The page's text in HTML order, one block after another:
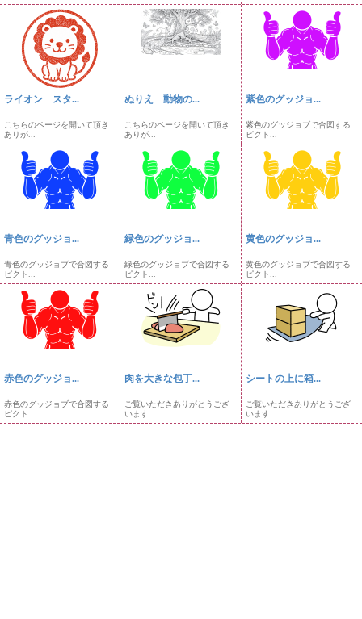
ライオン スタ...
こちらのページを開いて頂き
ありが...
ぬりえ 動物の...
こちらのページを開いて頂き
ありが...
紫色のグッジョ...
紫色のグッジョブで合図する
ピクト...
青色のグッジョ...
青色のグッジョブで合図する
ピクト...
緑色のグッジョ...
緑色のグッジョブで合図する
ピクト...
黄色のグッジョ...
黄色のグッジョブで合図する
ピクト...
赤色のグッジョ...
赤色のグッジョブで合図する
ピクト...
肉を大きな包丁...
ご覧いただきありがとうござ
います...
シートの上に箱...
ご覧いただきありがとうござ
います...